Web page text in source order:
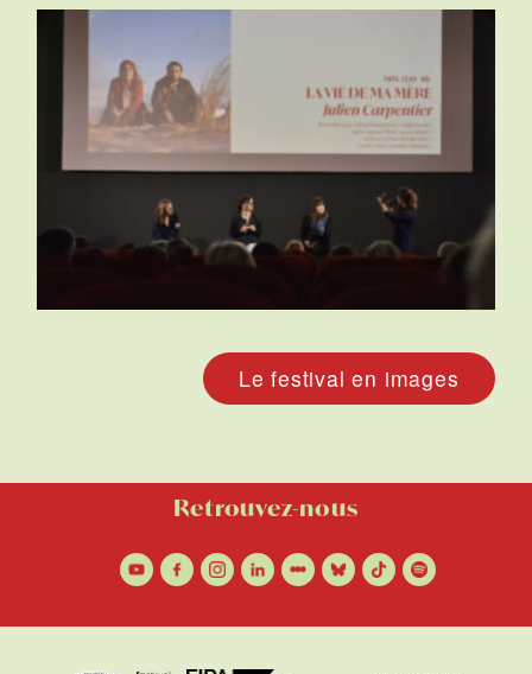
Le festival en images
Retrouvez-nous